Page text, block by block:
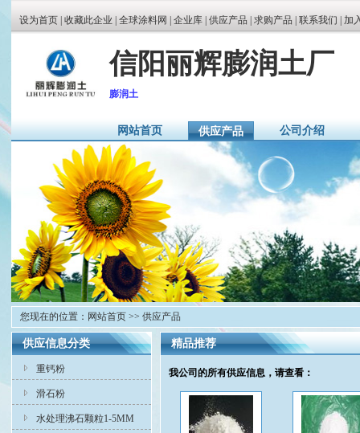
设为首页 收藏此企业 全球涂料网 企业库 供应产品 求购产品 联系我们 | 加
信阳丽辉膨润土厂
膨润土
网站首页 供应产品 公司介绍
您现在的位置： 网站首页 >> 供应产品
供应信息分类
重钙粉
滑石粉
水处理沸石颗粒1-5MM
精品推荐
我公司的所有供应信息，请查看：